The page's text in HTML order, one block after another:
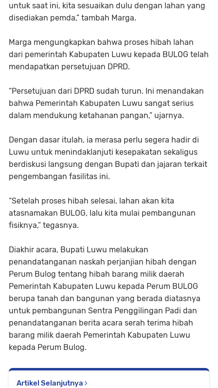
untuk saat ini, kita sesuaikan dulu dengan lahan yang
disediakan pemda,” tambah Marga.
Marga mengungkapkan bahwa proses hibah lahan
dari pemerintah Kabupaten Luwu kepada BULOG telah
mendapatkan persetujuan DPRD.
“Persetujuan dari DPRD sudah turun. Ini menandakan
bahwa Pemerintah Kabupaten Luwu sangat serius
dalam mendukung ketahanan pangan,” ujarnya.
Dengan dasar itulah, ia merasa perlu segera hadir di
Luwu untuk menindaklanjuti kesepakatan sekaligus
berdiskusi langsung dengan Bupati dan jajaran terkait
pengembangan fasilitas ini.
“Setelah proses hibah selesai, lahan akan kita
atasnamakan BULOG, lalu kita mulai pembangunan
fisiknya,” tegasnya.
Diakhir acara, Bupati Luwu melakukan
penandatanganan naskah perjanjian hibah dengan
Perum Bulog tentang hibah barang milik daerah
Pemerintah Kabupaten Luwu kepada Perum BULOG
berupa tanah dan bangunan yang berada diatasnya
untuk pembangunan Sentra Penggilingan Padi dan
penandatanganan berita acara serah terima hibah
barang milik daerah Pemerintah Kabupaten Luwu
kepada Perum Bulog.
Artikel Selanjutnya